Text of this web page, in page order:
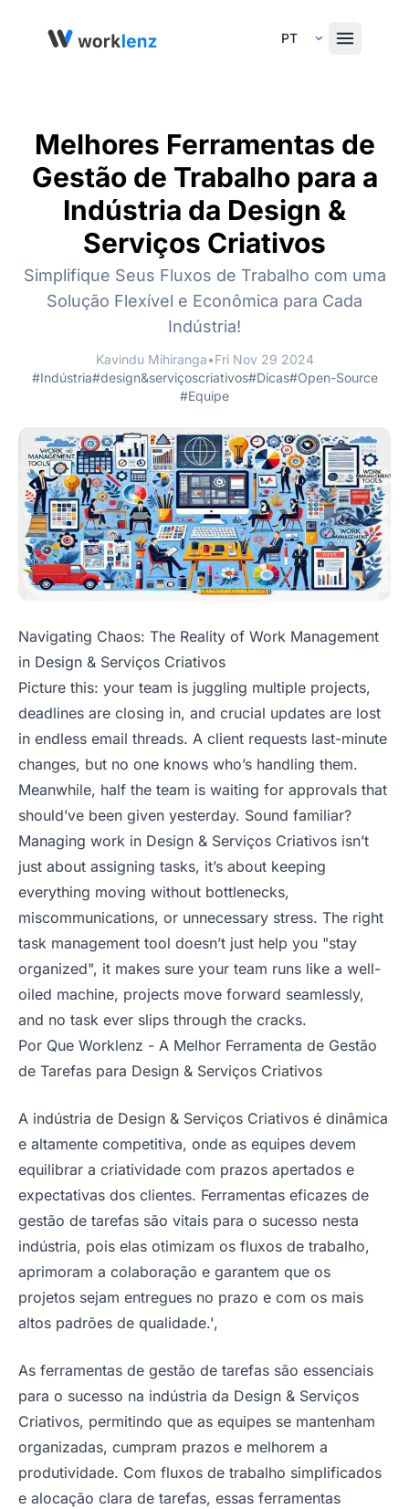
Select Language
Melhores Ferramentas de
Gestão de Trabalho para a
Indústria da Design &
Serviços Criativos
Simplifique Seus Fluxos de Trabalho com uma
Solução Flexível e Econômica para Cada
Indústria!
Kavindu Mihiranga•Fri Nov 29 2024
#Indústria#design&serviçoscriativos#Dicas#Open-Source
#Equipe
Navigating Chaos: The Reality of Work Management
in Design & Serviços Criativos
Picture this: your team is juggling multiple projects,
deadlines are closing in, and crucial updates are lost
in endless email threads. A client requests last-minute
changes, but no one knows who’s handling them.
Meanwhile, half the team is waiting for approvals that
should’ve been given yesterday. Sound familiar?
Managing work in Design & Serviços Criativos isn’t
just about assigning tasks, it’s about keeping
everything moving without bottlenecks,
miscommunications, or unnecessary stress. The right
task management tool doesn’t just help you "stay
organized", it makes sure your team runs like a well-
oiled machine, projects move forward seamlessly,
and no task ever slips through the cracks.
Por Que Worklenz - A Melhor Ferramenta de Gestão
de Tarefas para Design & Serviços Criativos
A indústria de Design & Serviços Criativos é dinâmica
e altamente competitiva, onde as equipes devem
equilibrar a criatividade com prazos apertados e
expectativas dos clientes. Ferramentas eficazes de
gestão de tarefas são vitais para o sucesso nesta
indústria, pois elas otimizam os fluxos de trabalho,
aprimoram a colaboração e garantem que os
projetos sejam entregues no prazo e com os mais
altos padrões de qualidade.',
As ferramentas de gestão de tarefas são essenciais
para o sucesso na indústria da Design & Serviços
Criativos, permitindo que as equipes se mantenham
organizadas, cumpram prazos e melhorem a
produtividade. Com fluxos de trabalho simplificados
e alocação clara de tarefas, essas ferramentas